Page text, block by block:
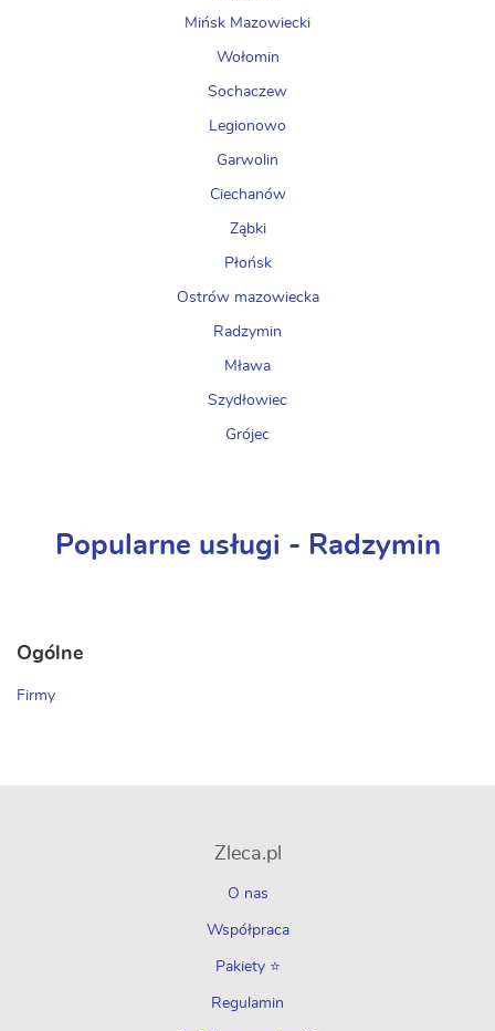
Mińsk Mazowiecki
Wołomin
Sochaczew
Legionowo
Garwolin
Ciechanów
Ząbki
Płońsk
Ostrów mazowiecka
Radzymin
Mława
Szydłowiec
Grójec
Popularne usługi - Radzymin
Ogólne
Firmy
Zleca.pl
O nas
Współpraca
Pakiety ⭐
Regulamin